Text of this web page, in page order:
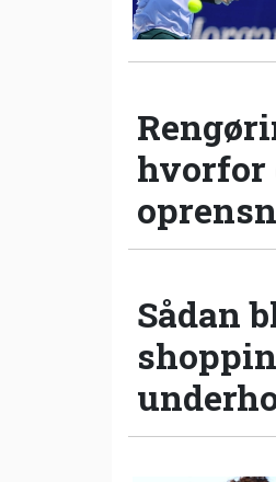
hvorfor
Sådan